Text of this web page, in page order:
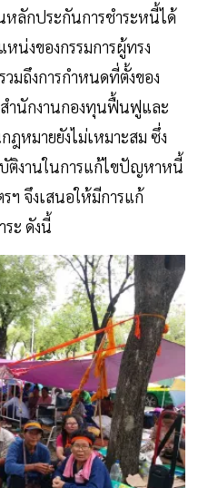
ลักประกันการชำระหนี้ได้
หน่งของกรรมการผู้ทรง
ถึงการกำหนดที่ตั้งของ
ำนักงานกองทุนฟื้นฟูและ
หมายยังไม่เหมาะสม ซึ่ง
ติงานในการแก้ไขปัญหาหนี้
ฯ จึงเสนอให้มีการแก้
ะ ดังนี้